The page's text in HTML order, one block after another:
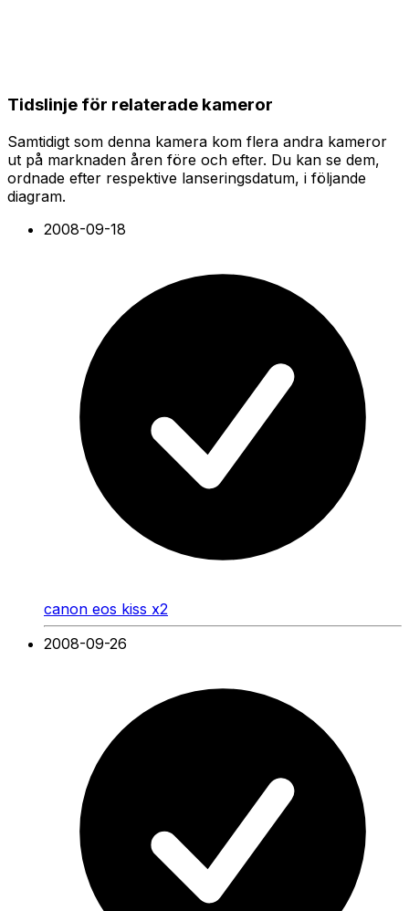
Tidslinje för relaterade kameror
Samtidigt som denna kamera kom flera andra kameror
ut på marknaden åren före och efter. Du kan se dem,
ordnade efter respektive lanseringsdatum, i följande
diagram.
2008-09-18
canon eos kiss x2
2008-09-26